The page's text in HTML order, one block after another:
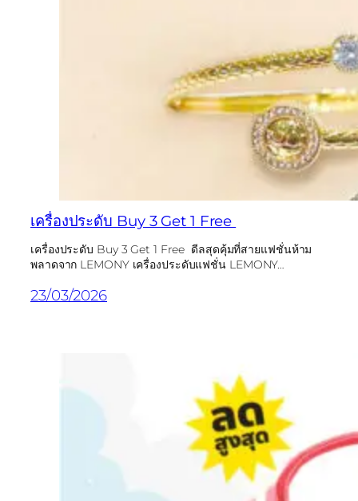
เครื่องประดับ Buy 3 Get 1 Free
เครื่องประดับ Buy 3 Get 1 Free ดีลสุดคุ้มที่สายแฟชั่นห้าม
พลาดจาก LEMONY เครื่องประดับแฟชั่น LEMONY…
23/03/2026